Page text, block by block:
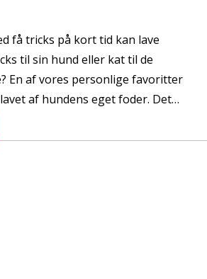
få tricks på kort tid kan lave
til sin hund eller kat til de
En af vores personlige favoritter
af hundens eget foder. Det…